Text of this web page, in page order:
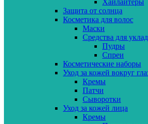
Защита от солнца
Косметика для волос
Маски
Средства для
Пудры
Спреи
Косметические наборы
Уход за кожей вокруг
Кремы
Патчи
Сыворотки
Уход за кожей лица
Кремы